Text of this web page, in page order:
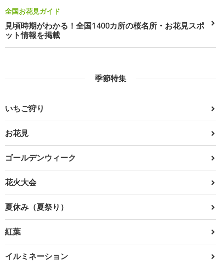
全国お花見ガイド
見頃時期がわかる！全国1400カ所の桜名所・お花見スポ
ット情報を掲載
季節特集
いちご狩り
お花見
ゴールデンウィーク
花火大会
夏休み（夏祭り）
紅葉
イルミネーション